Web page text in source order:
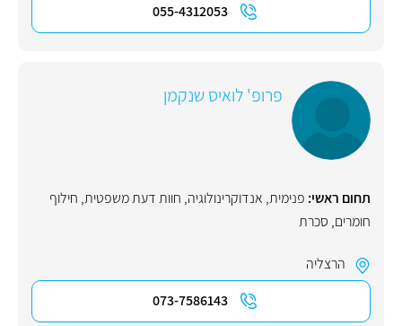
055-4312053
פרופ' לואיס שנקמן
תחום ראשי: פנימית, אנדוקרינולוגיה, חוות דעת משפטית, חילוף
חומרים, סכרת
הרצליה
073-7586143